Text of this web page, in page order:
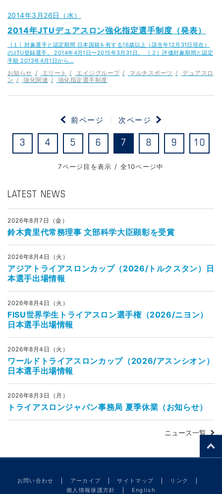
2014年3月26日（水）
2014年JTUデュアスロン強化指定選手制度（発表）
［１］対象選手と認定期間 日本国籍を有する16歳以上（該当年12月31日現在）
のJTU登録選手。 2014年4月1日〜2015年3月31日。 ［２］評価対象期間と認定
手順 2013年4月1日から…
お知らせ エリート エイジグループ マルチスポーツ
デュアスロ
ン
強化関連 強化指定選手制度
7ページ目を表示 / 全10ページ中
前ページ
3 4 5 6 7 8 9 10
次ページ
LATEST NEWS
2026年8月7日（金）
鈴木貴里代常務理事 文部科学大臣顕彰を受賞
2026年8月4日（火）
アジアトライアスロンカップ（2026/トルクスタン）日
本選手出場情報
2026年8月4日（火）
FISU世界学生トライアスロン選手権（2026/ニヨン）
日本選手出場情報
2026年8月4日（火）
ワールドトライアスロンカップ（2026/アスンシオン）
日本選手出場情報
2026年8月3日（月）
トライアスロンジャパン事務局 夏季休業（お知らせ）
ニュース一覧
お問い合わせ アーカイブ サイトマップ
リンク
個人情報保護方針
English